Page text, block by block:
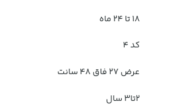
18 تا 24 ماه
کد 4
عرض 27 فاق 48 سانت
2تا3 سال